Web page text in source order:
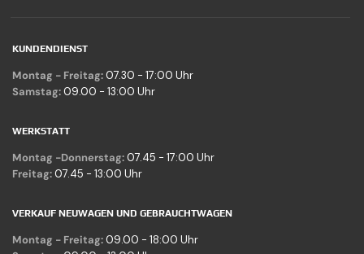
KUNDENDIENST
Montag - Freitag: 07.30 - 17:00 Uhr
Samstag: 09.00 - 13:00 Uhr
WERKSTATT
Montag -Donnerstag: 07.45 - 17:00 Uhr
Freitag: 07.45 - 13:00 Uhr
VERKAUF NEUWAGEN UND GEBRAUCHTWAGEN
Montag - Freitag: 09.00 - 18:00 Uhr